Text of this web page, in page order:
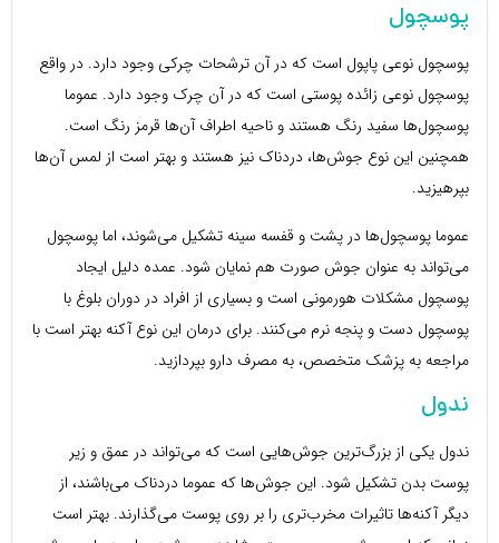
پوسچول
پوسچول نوعی پاپول است که در آن ترشحات چرکی وجود دارد. در واقع
پوسچول نوعی زائده پوستی است که در آن چرک وجود دارد. عموما
پوسچول‌ها سفید رنگ هستند و ناحیه اطراف آن‌ها قرمز رنگ است.
همچنین این نوع جوش‌ها، دردناک نیز هستند و بهتر است از لمس آن‌ها
بپرهیزید.
عموما پوسچول‌ها در پشت و قفسه سینه تشکیل می‌شوند، اما پوسچول
می‌تواند به عنوان جوش صورت هم نمایان شود. عمده دلیل ایجاد
پوسچول مشکلات هورمونی است و بسیاری از افراد در دوران بلوغ با
پوسچول دست و پنجه نرم می‌کنند. برای درمان این نوع آکنه بهتر است با
مراجعه به پزشک متخصص، به مصرف دارو بپردازید.
ندول
ندول یکی از بزرگ‌ترین جوش‌هایی است که می‌تواند در عمق و زیر
پوست بدن تشکیل شود. این جوش‌ها که عموما دردناک می‌باشند، از
دیگر آکنه‌ها تاثیرات مخرب‌تری را بر روی پوست می‌گذارند. بهتر است